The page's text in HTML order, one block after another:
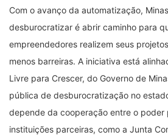
Com o avanço da automatização,
desburocratizar é abrir caminho para
empreendedores realizem seus
menos barreiras. A iniciativa está
Livre para Crescer, do Governo de
pública de desburocratização no
depende da cooperação entre o poder
instituições parceiras, como a Junta